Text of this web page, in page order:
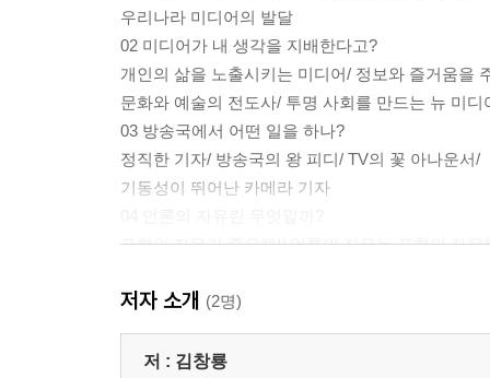
우리나라 미디어의 발달
02 미디어가 내 생각을 지배한다고?
개인의 삶을 노출시키는 미디어/ 정보와 즐거움을
문화와 예술의 전도사/ 투명 사회를 만드는 뉴 미디
03 방송국에서 어떤 일을 하나?
정직한 기자/ 방송국의 왕 피디/ TV의 꽃 아나운서/
기동성이 뛰어난 카메라 기자
표현의 자유가 중요해!/ 언론의 자유는 표현의 자
광고는 힘이 세다/ 제품을 사도록 유혹하는 광고/
광고 효과를 높이려면?
저자 소개 (2명)
저 : 김창룡